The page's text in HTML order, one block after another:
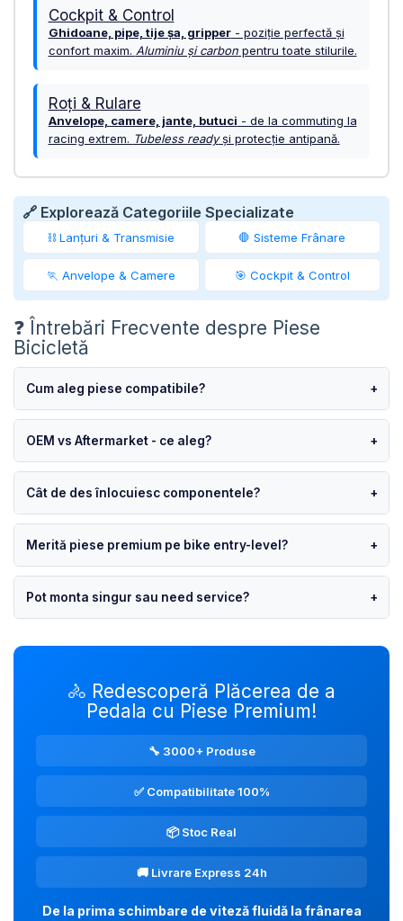
Cockpit & Control
Ghidoane, pipe, tije șa, gripper- poziție perfectă și
confort maxim. Aluminiu și carbonpentru toate stilurile.
Roți & Rulare
Anvelope, camere, jante, butuci - de la commuting la
racing extrem. Tubeless readyși protecție antipană.
🔗 Explorează Categoriile Specializate
⛓️ Lanțuri & Transmisie 🛑 Sisteme Frânare
🏃 Anvelope & Camere 🎯 Cockpit & Control
❓ Întrebări Frecvente despre Piese
Bicicletă
Cum aleg piese compatibile? +
OEM vs Aftermarket - ce aleg? +
Cât de des înlocuiesc componentele? +
Merită piese premium pe bike entry-level? +
Pot monta singur sau need service? +
🚴 Redescoperă Plăcerea de a
Pedala cu Piese Premium!
🔧 3000+ Produse
✅ Compatibilitate 100%
📦 Stoc Real
🚚 Livrare Express 24h
De la prima schimbare de viteză fluidă la frânarea